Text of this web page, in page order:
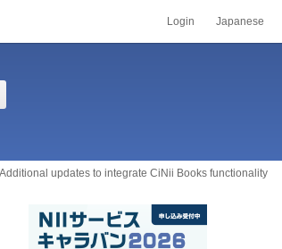
Login Japanese
Additional updates to integrate CiNii Books functionality